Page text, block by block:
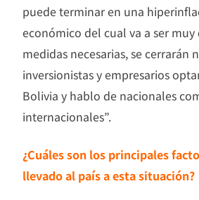
puede terminar en una
económico del cual va a ser
medidas necesarias, se cerrarán
inversionistas y empresarios
Bolivia y hablo de nacionales
internacionales”.
¿Cuáles son los principales
llevado al país a esta situación?